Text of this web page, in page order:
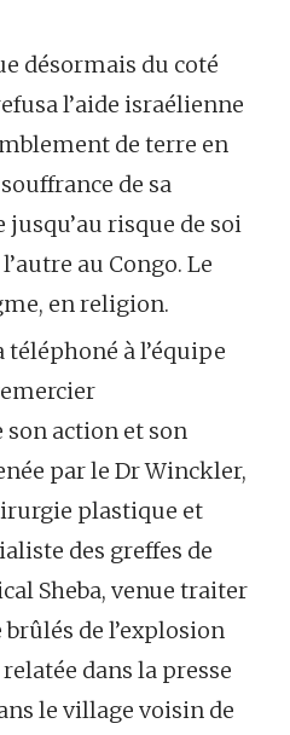
désormais du coté
l’aide israélienne
de terre en
de sa
risque de soi
au Congo. Le
en religion.
téléphoné à l’équipe
action et son
par le Dr Winckler,
plastique et
des greffes de
Sheba, venue traiter
de l’explosion
dans la presse
le village voisin de